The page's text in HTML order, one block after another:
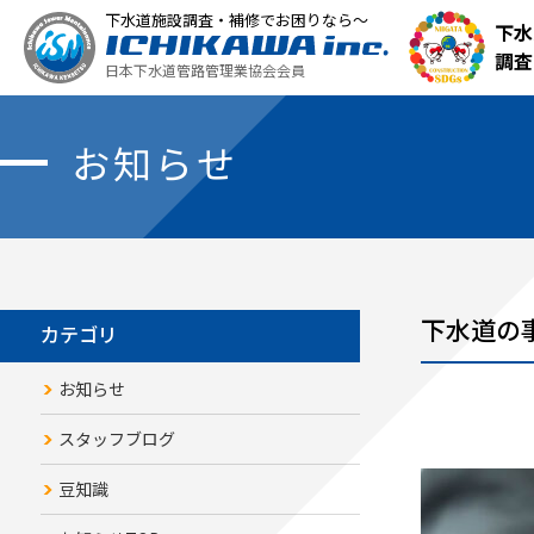
下水道施設調査・補修でお困りなら～
日本下水道管路管理業協会会員
下
調
お知らせ
下水道の
カテゴリ
お知らせ
スタッフブログ
豆知識